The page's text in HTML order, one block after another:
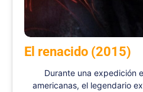
El renacido (2015)
Durante una expedición
americanas, el legendario